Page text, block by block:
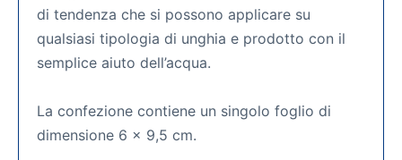
di tendenza che si possono applicare su
qualsiasi tipologia di unghia e prodotto con il
semplice aiuto dell’acqua.
La confezione contiene un singolo foglio di
dimensione 6 x 9,5 cm.